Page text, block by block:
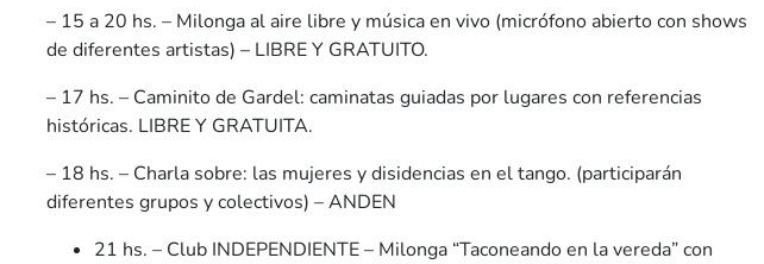
– 15 a 20 hs. – Milonga al aire libre y música en vivo (micrófono abierto con shows
de diferentes artistas) – LIBRE Y GRATUITO.
– 17 hs. – Caminito de Gardel: caminatas guiadas por lugares con referencias
históricas. LIBRE Y GRATUITA.
– 18 hs. – Charla sobre: las mujeres y disidencias en el tango. (participarán
diferentes grupos y colectivos) – ANDEN
21 hs. – Club INDEPENDIENTE – Milonga “Taconeando en la vereda” con